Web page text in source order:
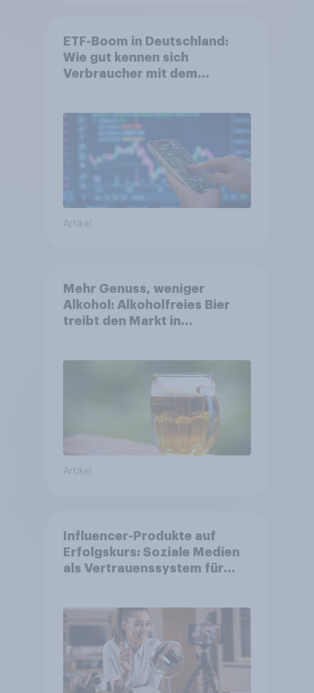
ETF-Boom in Deutschland:
Wie gut kennen sich
Verbraucher mit dem
Artikel
Mehr Genuss, weniger
Alkohol: Alkoholfreies Bier
treibt den Markt in
Artikel
Influencer-Produkte auf
Erfolgskurs: Soziale Medien
als Vertrauenssystem für